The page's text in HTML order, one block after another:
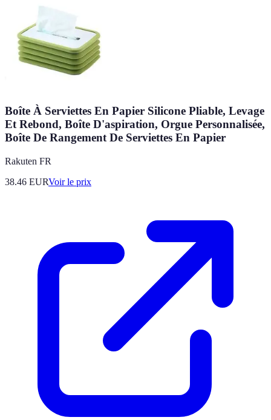
Boîte À Serviettes En Papier Silicone Pliable, Levage
Et Rebond, Boîte D'aspiration, Orgue Personnalisée,
Boîte De Rangement De Serviettes En Papier
Rakuten FR
38.46 EURVoir le prix